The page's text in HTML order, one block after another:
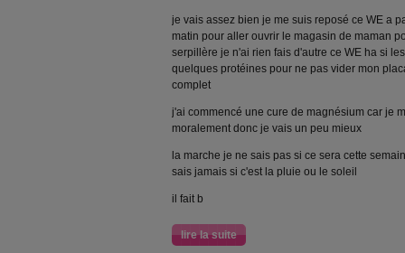
je vais assez bien je me suis reposé ce WE a
matin pour aller ouvrir le magasin de maman
serpillère je n'ai rien fais d'autre ce WE ha si
quelques protéines pour ne pas vider mon
complet
j'ai commencé une cure de magnésium car je
moralement donc je vais un peu mieux
la marche je ne sais pas si ce sera cette
sais jamais si c'est la pluie ou le soleil
il fait b
lire la suite